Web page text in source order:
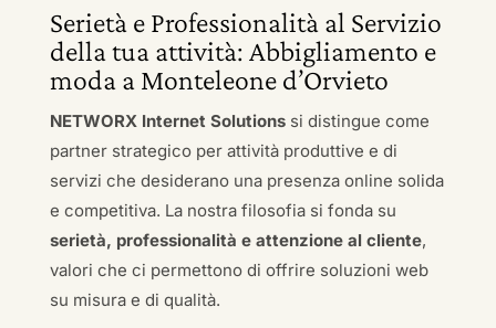
Serietà e Professionalità al Servizio
della tua attività: Abbigliamento e
moda a Monteleone d’Orvieto
NETWORX Internet Solutionssi distingue come
partner strategico per attività produttive e di
servizi che desiderano una presenza online solida
e competitiva. La nostra filosofia si fonda su
serietà, professionalità e attenzione al cliente,
valori che ci permettono di offrire soluzioni web
su misura e di qualità.